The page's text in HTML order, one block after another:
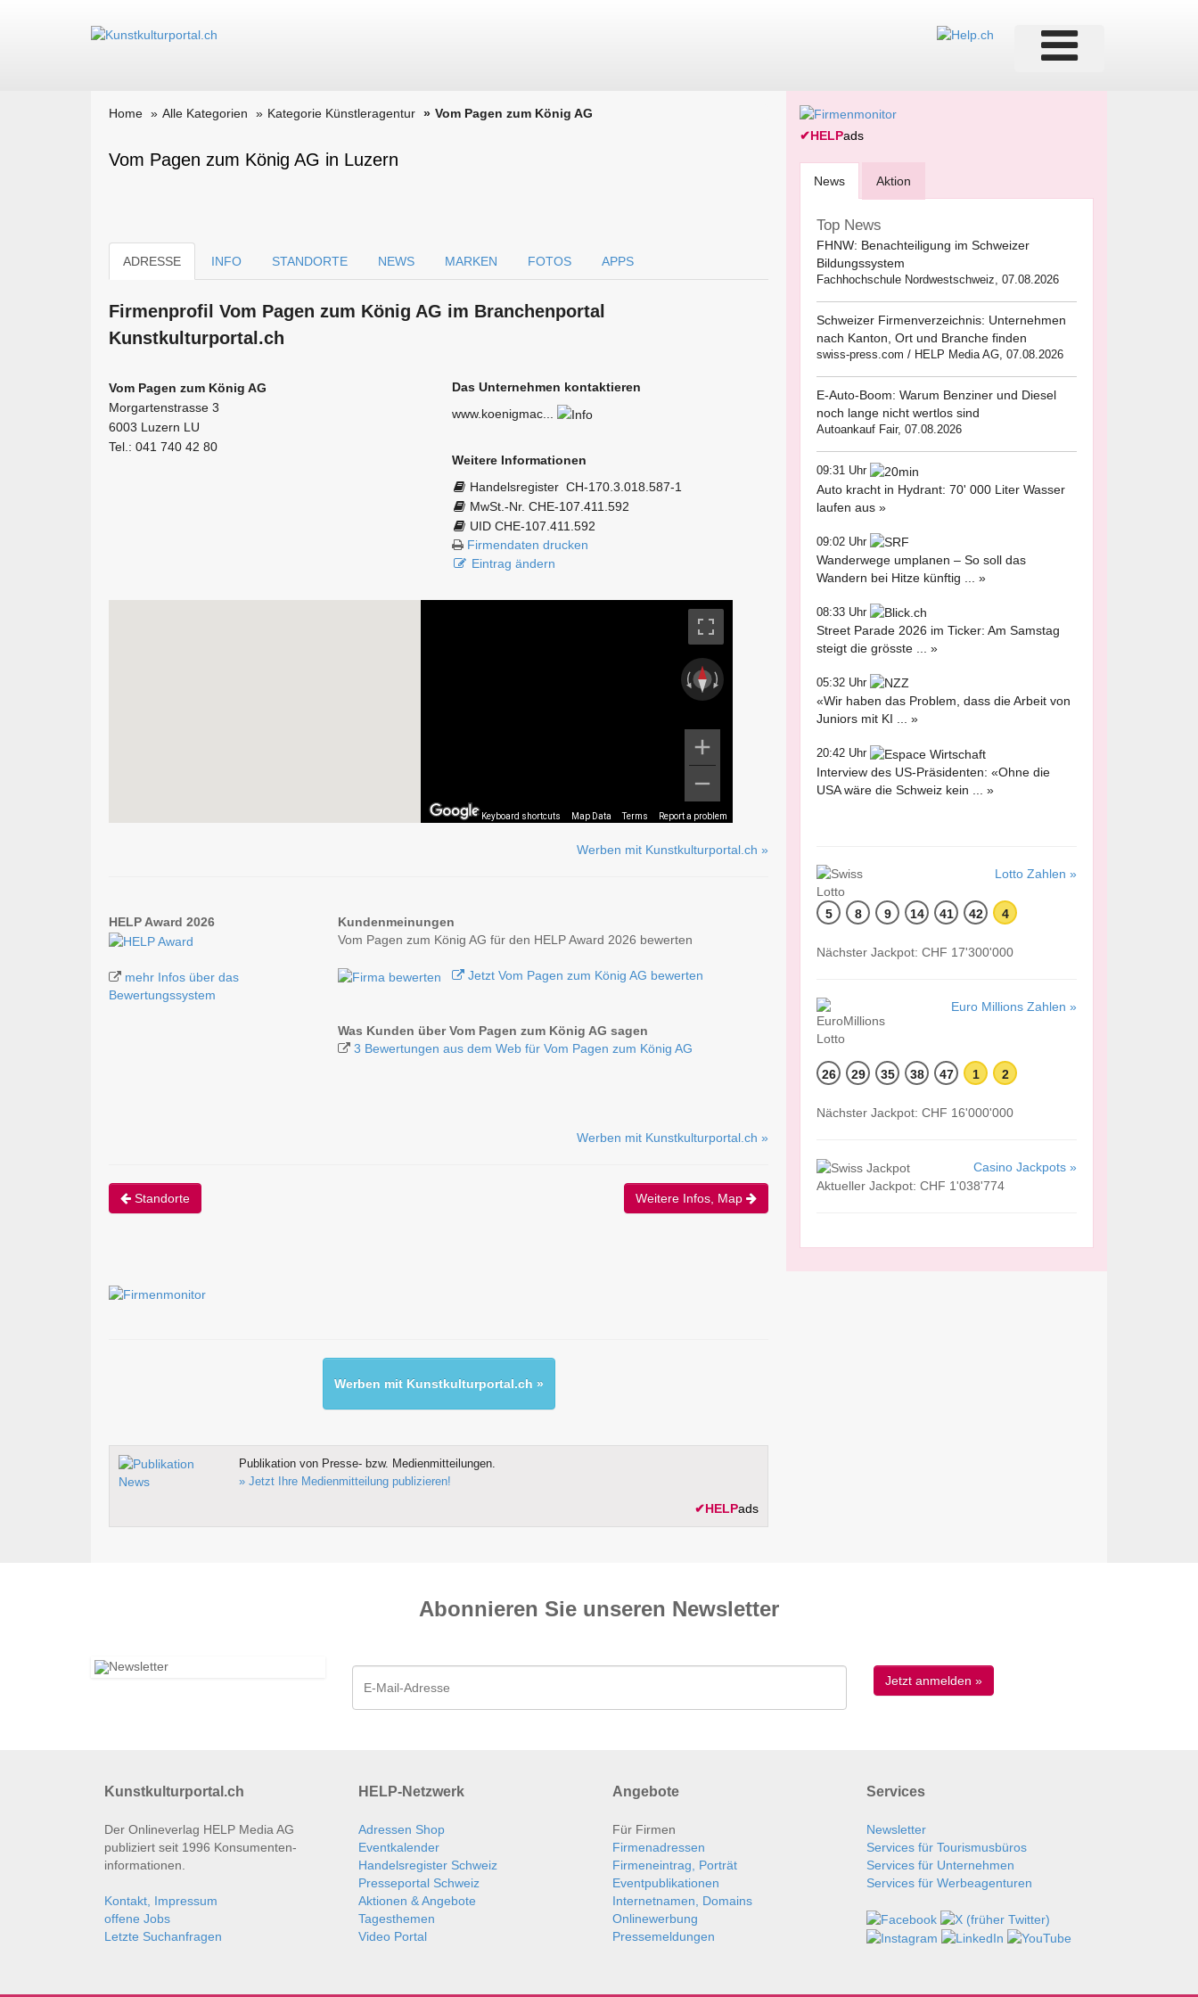
Home Alle Kategorien Kategorie Künstleragentur Vom Pagen zum König AG
Vom Pagen zum König AG in Luzern
ADRESSE INFO STANDORTE NEWS MARKEN FOTOS APPS
Firmen­profil Vom Pagen zum König AG im Branchen­portal
Kunstkulturportal.ch
Vom Pagen zum König AG
Morgartenstrasse 3
6003 Luzern LU
Tel.: 041 740 42 80
Das Unternehmen kontaktieren
www.koenigmac...
Weitere Informationen
Handelsregister CH-170.3.018.587-1
MwSt.-Nr. CHE-107.411.592
UID CHE-107.411.592
Firmendaten drucken
Eintrag ändern
Keyboard shortcuts Map Data Terms Report a problem
Werben mit Kunstkulturportal.ch »
HELP Award 2026
mehr Infos über das
Bewertungssystem
Kundenmeinungen
Vom Pagen zum König AG für den HELP Award 2026 bewerten
Jetzt Vom Pagen zum König AG bewerten
Was Kunden über Vom Pagen zum König AG sagen
3 Bewertungen aus dem Web für Vom Pagen zum König AG
Werben mit Kunstkulturportal.ch »
Standorte Weitere Infos, Map
Werben mit Kunstkulturportal.ch »
Publikation von Presse- bzw. Medienmitteilungen.
» Jetzt Ihre Medienmitteilung publizieren!
✔HELPads
✔HELPads
News Aktion
Top News
FHNW: Benachteiligung im Schweizer
Bildungssystem
Fachhochschule Nordwestschweiz, 07.08.2026
Schweizer Firmenverzeichnis: Unternehmen
nach Kanton, Ort und Branche finden
swiss-press.com / HELP Media AG, 07.08.2026
E-Auto-Boom: Warum Benziner und Diesel
noch lange nicht wertlos sind
Autoankauf Fair, 07.08.2026
09:31 Uhr
Auto kracht in Hydrant: 70' 000 Liter Wasser
laufen aus »
09:02 Uhr
Wanderwege umplanen – So soll das
Wandern bei Hitze künftig ... »
08:33 Uhr
Street Parade 2026 im Ticker: Am Samstag
steigt die grösste ... »
05:32 Uhr
«Wir haben das Problem, dass die Arbeit von
Juniors mit KI ... »
20:42 Uhr
Interview des US-Präsidenten: «Ohne die
USA wäre die Schweiz kein ... »
Lotto Zahlen »
5 8 9 14 41 42 4
Nächster Jackpot: CHF 17'300'000
Euro Millions Zahlen »
26 29 35 38 47 1 2
Nächster Jackpot: CHF 16'000'000
Casino Jackpots »
Aktueller Jackpot: CHF 1'038'774
Abonnieren Sie unseren News­letter
Kunstkulturportal.ch
Der Onlineverlag HELP Media AG
publiziert seit 1996 Konsumenten­
informationen.
Kontakt, Impressum
offene Jobs
Letzte Suchanfragen
HELP-Netzwerk
Adressen Shop
Eventkalender
Handelsregister Schweiz
Presseportal Schweiz
Aktionen & Angebote
Tagesthemen
Video Portal
Angebote
Für Firmen
Firmenadressen
Firmeneintrag, Porträt
Eventpublikationen
Internetnamen, Domains
Onlinewerbung
Pressemeldungen
Services
Newsletter
Services für Tourismusbüros
Services für Unternehmen
Services für Werbeagenturen